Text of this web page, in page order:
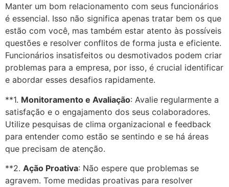
Manter um bom relacionamento com seus funcionários
é essencial. Isso não significa apenas tratar bem os que
estão com você, mas também estar atento às possíveis
questões e resolver conflitos de forma justa e eficiente.
Funcionários insatisfeitos ou desmotivados podem criar
problemas para a empresa, por isso, é crucial identificar
e abordar esses desafios rapidamente.
**1. Monitoramento e Avaliação: Avalie regularmente a
satisfação e o engajamento dos seus colaboradores.
Utilize pesquisas de clima organizacional e feedback
para entender como estão se sentindo e se há áreas
que precisam de atenção.
**2. Ação Proativa: Não espere que problemas se
agravem. Tome medidas proativas para resolver